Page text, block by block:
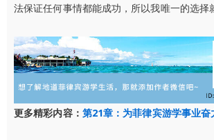
法保证任何事情都能成功，所以我唯一的选择
更多精彩内容： 第21章：为菲律宾游学事业奋